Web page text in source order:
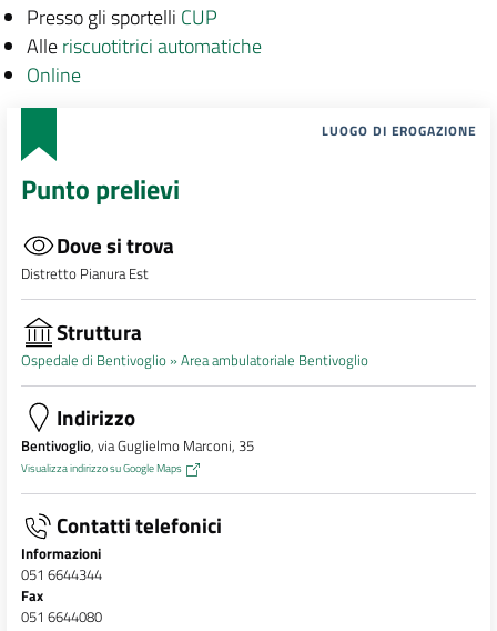
Presso gli sportelli CUP
Alleriscuotitrici automatiche
Online
LUOGO DI EROGAZIONE
Punto prelievi
Dove si trova
Distretto Pianura Est
Struttura
Ospedale di Bentivoglio »Area ambulatoriale Bentivoglio
Indirizzo
Bentivoglio, via Guglielmo Marconi, 35
Visualizza indirizzo su Google Maps
Contatti telefonici
Informazioni
051 6644344
Fax
051 6644080